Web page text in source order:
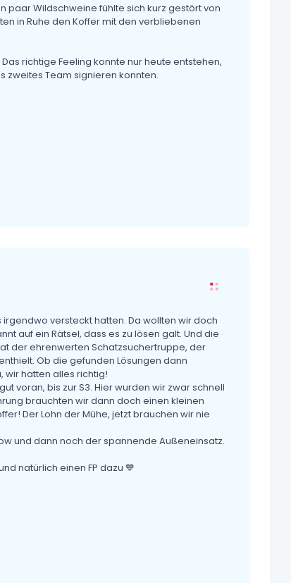
paar Wildschweine fühlte sich kurz gestört von
in Ruhe den Koffer mit den verbliebenen
richtige Feeling konnte nur heute entstehen,
zweites Team signieren konnten.
versteckt hatten. Da wollten wir doch
auf ein Rätsel, dass es zu lösen galt. Und die
der ehrenwerten Schatzsuchertruppe, der
Ob die gefunden Lösungen dann
wir hatten alles richtig!
voran, bis zur S3. Hier wurden wir zwar schnell
brauchten wir dann doch einen kleinen
Der Lohn der Mühe, jetzt brauchen wir nie
und dann noch der spannende Außeneinsatz.
natürlich einen FP dazu 💙